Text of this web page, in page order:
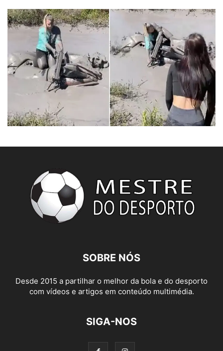
SOBRE NÓS
Desde 2015 a partilhar o melhor da bola e do desporto
com vídeos e artigos em conteúdo multimédia.
SIGA-NOS